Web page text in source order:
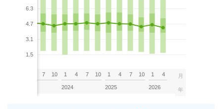
6.3
4.7
3.1
1.5
7 10 1 4 7 10
2024
1 4 7 10
2025
1 4
2026
月
年